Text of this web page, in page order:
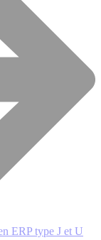
ERP type J et U